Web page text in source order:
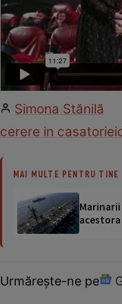
Simona Stănilă
cerere in casatorie
MAI MULTE PENTRU TINE
acestora
Urmărește-ne pe